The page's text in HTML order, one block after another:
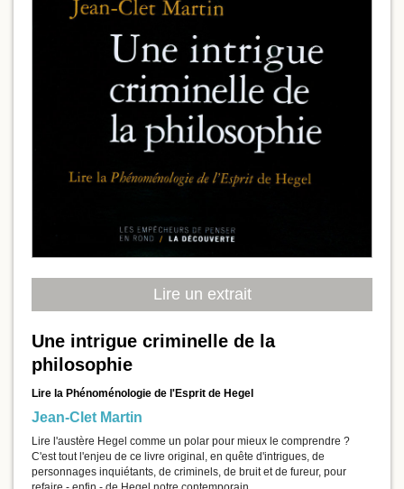
Lire un extrait
Une intrigue criminelle de la
philosophie
Lire la Phénoménologie de l'Esprit de Hegel
Jean-Clet Martin
Lire l'austère Hegel comme un polar pour mieux le comprendre ?
C'est tout l'enjeu de ce livre original, en quête d'intrigues, de
personnages inquiétants, de criminels, de bruit et de fureur, pour